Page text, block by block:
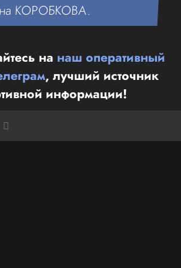
КОРОБКОВА.
на наш оперативный
, лучший источник
информации!